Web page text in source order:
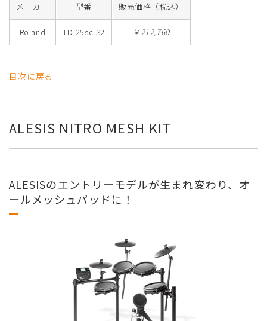
メーカー 型番 販売価格（税込）
Roland TD-25sc-S2 ￥212,760
目次に戻る
ALESIS NITRO MESH KIT
ALESISのエントリーモデルが生まれ変わり、オ
ールメッシュパッドに！